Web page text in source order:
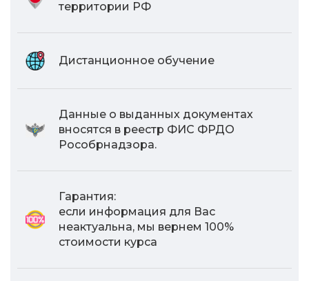
территории РФ
Дистанционное обучение
Данные о выданных документах
вносятся в реестр ФИС ФРДО
Рособрнадзора.
Гарантия:
если информация для Вас
неактуальна, мы вернем 100%
стоимости курса